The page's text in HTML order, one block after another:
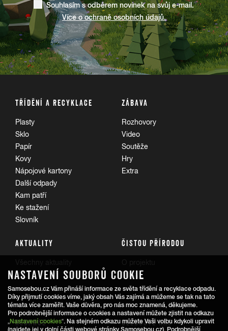
Souhlasím s odběrem novinek na svůj e-mail.
Více o ochraně osobních údajů.
TŘÍDĚNÍ A RECYKLACE
Plasty
Sklo
Papír
Kovy
Nápojové kartony
Další odpady
Kam patří
Ke stažení
Slovník
ZÁBAVA
Rozhovory
Video
Soutěže
Hry
Extra
AKTUALITY ČISTOU PŘÍRODOU
Trasy
REDAKCE SLEDUJTE NÁS
NASTAVENÍ SOUBORŮ COOKIE
Samosebou.cz Vám přináší informace ze světa třídění a recyklace odpadu.
Díky přijmutí cookies víme, jaký obsah Vás zajímá a můžeme se tak na tato
témata více zaměřit. Vaše důvěra, pro nás moc znamená, děkujeme.
Pro podrobnější informace o cookies a nastavení můžete zjistit na odkazu
„Nastavení cookies“. Na stejném odkazu můžete Vaši volbu kdykoli upravit
(najdete jej v dolní části webové stránky Samosebou.cz). Podrobnější